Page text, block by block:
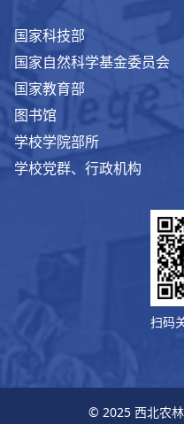
国家科技部
国家自然科学基金委员会
国家教育部
图书馆
学校学院部所
学校党群、行政机构
扫码
© 2025 西北农